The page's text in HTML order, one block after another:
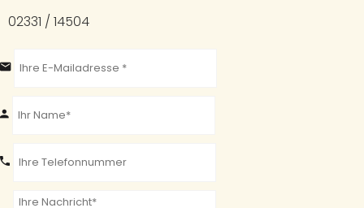
02331 / 14504